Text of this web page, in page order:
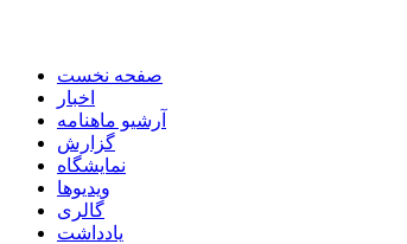
صفحه نخست
اخبار
آرشیو ماهنامه
گزارش
نمایشگاه
ویدیوها
گالری
یادداشت